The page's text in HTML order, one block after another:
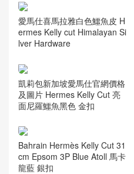
愛馬仕喜馬拉雅白色鱷魚皮 H
ermes Kelly cut Himalayan Si
lver Hardware
凱莉包新加坡愛馬仕官網價格
及圖片 Hermes Kelly Cut 亮
面尼羅鱷魚黑色 金扣
Bahrain Hermès Kelly Cut 31
cm Epsom 3P Blue Atoll 馬卡
龍藍 銀扣